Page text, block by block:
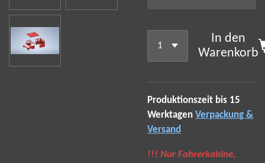
In den
Warenkorb
Produktionszeit bis 15
Werktagen Verpackung &
Versand
!!! Nur Fahrerkabine,